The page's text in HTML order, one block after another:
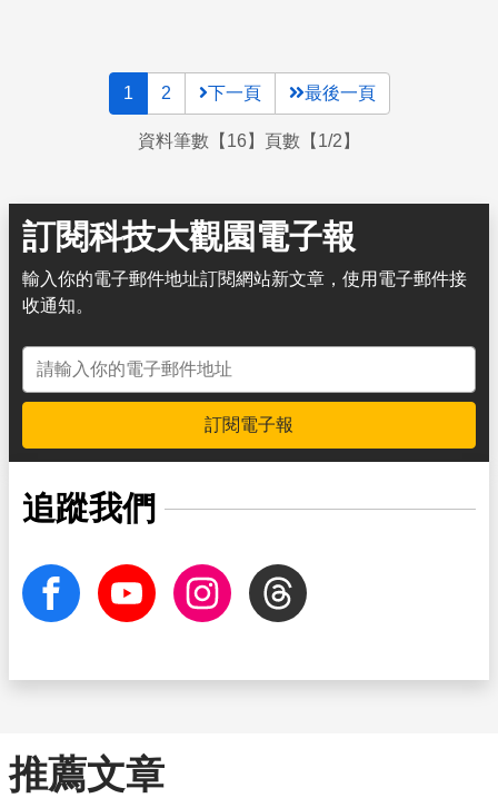
1 2 下一頁 最後一頁
資料筆數【16】頁數【1/2】
訂閱科技大觀園電子報
輸入你的電子郵件地址訂閱網站新文章，使用電子郵件接
收通知。
電子郵件地址
訂閱電子報
追蹤我們
facebook Youtube InstagramThreads
推薦文章